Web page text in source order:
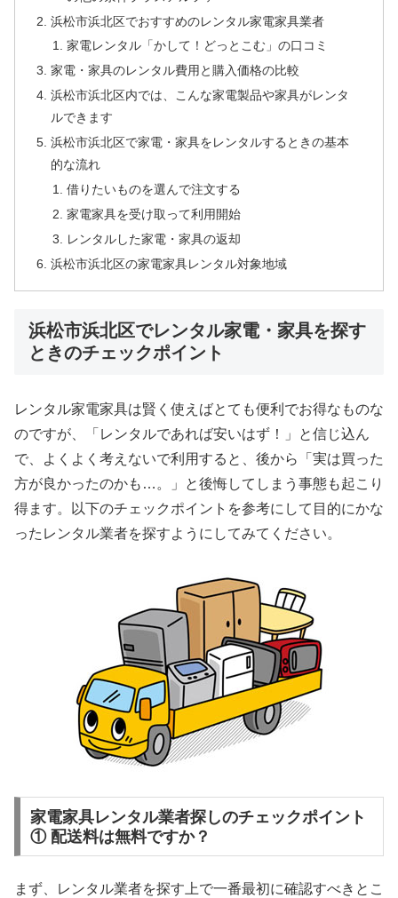
浜松市浜北区でおすすめのレンタル家電家具業者
家電レンタル「かして！どっとこむ」の口コミ
家電・家具のレンタル費用と購入価格の比較
浜松市浜北区内では、こんな家電製品や家具がレンタ
ルできます
浜松市浜北区で家電・家具をレンタルするときの基本
的な流れ
借りたいものを選んで注文する
家電家具を受け取って利用開始
レンタルした家電・家具の返却
浜松市浜北区の家電家具レンタル対象地域
浜松市浜北区でレンタル家電・家具を探す
ときのチェックポイント
レンタル家電家具は賢く使えばとても便利でお得なものな
のですが、「レンタルであれば安いはず！」と信じ込ん
で、よくよく考えないで利用すると、後から「実は買った
方が良かったのかも…。」と後悔してしまう事態も起こり
得ます。以下のチェックポイントを参考にして目的にかな
ったレンタル業者を探すようにしてみてください。
家電家具レンタル業者探しのチェックポイント
① 配送料は無料ですか？
まず、レンタル業者を探す上で一番最初に確認すべきとこ